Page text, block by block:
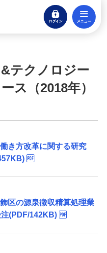
ログイン
閉じる
テクノロジー
ス（2018年）
き方改革に関する研究
区の源泉徴収精算処理業
(PDF/142KB)